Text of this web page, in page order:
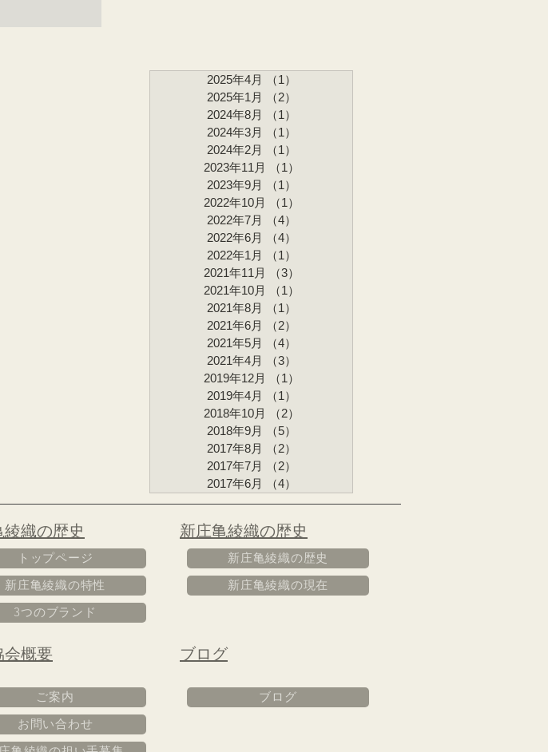
2025年4月 （1）
2025年1月
（2）
2024年8月
（1）
2024年3月
（1）
2024年2月
（1）
2023年11月
（1）
2023年9月
（1）
2022年10月
（1）
2022年7月
（4）
2022年6月
（4）
2022年1月
（1）
2021年11月
（3）
2021年10月
（1）
2021年8月
（1）
2021年6月
（2）
2021年5月
（4）
2021年4月
（3）
2019年12月
（1）
2019年4月
（1）
2018年10月
（2）
2018年9月
（5）
2017年8月
（2）
2017年7月
（2）
2017年6月
（4）
綾織の歴史
トップページ
新庄亀綾織の特性
​新庄亀綾織の歴史
新庄亀綾織の歴史
新庄亀綾織の現在
3つのブランド
会概要
ご案内
ブログ
ブログ
お問い合わせ